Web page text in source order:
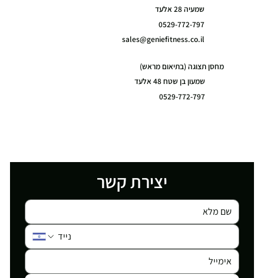
שמעיה 28 אלעד
0529-772-797
sales@geniefitness.co.il
מחסן תצוגה (בתיאום מראש)
שמעון בן שטח 48 אלעד
0529-772-797
יצירת קשר